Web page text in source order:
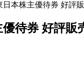
本株主優待券 好評
待券 好評販